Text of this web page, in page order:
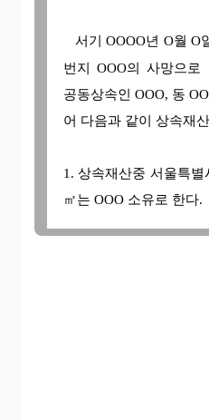
서기 OOOO년 O월 O
번지 OOO의 사망으로
공동상속인 OOO, 동
어 다음과 같이 상속재
1. 상속재산중 서울특별
㎡는 OOO 소유로 한다.